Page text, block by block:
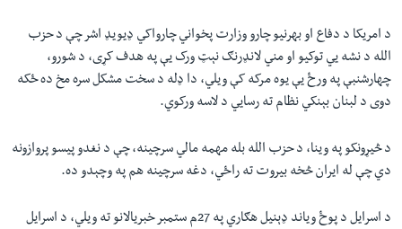
د امریکا د دفاع او بهرنیو چارو وزارت پخواني چارواکي ډیویډ اشر چې د حزب
الله د نشه يي توکیو او مني لانډرنګ نېټ ورک یې په هدف کړی، د شورو،
چهارشنبې په ورځ یې يوه مرکه کې ویلي، دا ډله د سخت مشکل سره مخ ده ځکه
دوی د لبنان بېنکي نظام ته رسايي د لاسه ورکوي.
د څيړونکو په وینا، د حزب الله بله مهمه مالي سرچینه، چې د نغدو پیسو پروازونه
دي چې له ایران څخه بیروت ته راځي، دغه سرچينه هم په وچېدو ده.
د اسرايل د پوځ ویاند ډېنيل هګاري په 27م ستمبر خبريالانو ته ويلي، د اسرايل